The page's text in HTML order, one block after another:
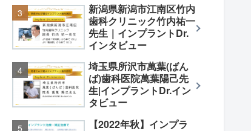
新潟県新潟市江南区竹内
歯科クリニック竹内祐一
先生｜インプラントDr.
インタビュー
埼玉県所沢市萬葉(ばん
ば)歯科医院萬葉陽己先
生|インプラントDr.イン
タビュー
【2022年秋】インプラ